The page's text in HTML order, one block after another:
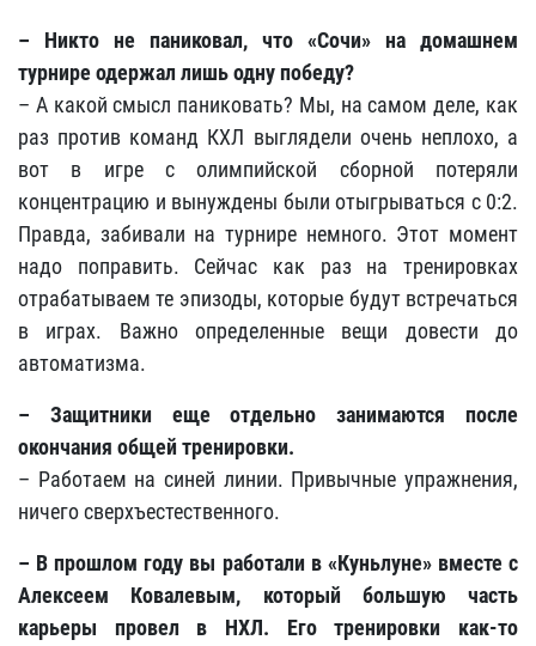
– Никто не паниковал, что «Сочи» на домашнем
турнире одержал лишь одну победу?
– А какой смысл паниковать? Мы, на самом деле, как
раз против команд КХЛ выглядели очень неплохо, а
вот в игре с олимпийской сборной потеряли
концентрацию и вынуждены были отыгрываться с 0:2.
Правда, забивали на турнире немного. Этот момент
надо поправить. Сейчас как раз на тренировках
отрабатываем те эпизоды, которые будут встречаться
в играх. Важно определенные вещи довести до
автоматизма.
– Защитники еще отдельно занимаются после
окончания общей тренировки.
– Работаем на синей линии. Привычные упражнения,
ничего сверхъестественного.
– В прошлом году вы работали в «Куньлуне» вместе с
Алексеем Ковалевым, который большую часть
карьеры провел в НХЛ. Его тренировки как-то